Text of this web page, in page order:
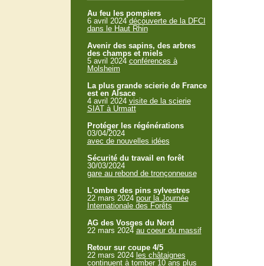
Au feu les pompiers
6 avril 2024 découverte de la DFCI
dans le Haut Rhin
Avenir des sapins, des arbres
des champs et miels
5 avril 2024 conférences à
Molsheim
La plus grande scierie de France
est en Alsace
4 avril 2024 visite de la scierie
SIAT à Urmatt
Protéger les régénérations
03/04/2024
avec de nouvelles idées
Sécurité du travail en forêt
30/03/2024
gare au rebond de tronçonneuse
L'ombre des pins sylvestres
22 mars 2024 pour la Journée
Internationale des Forêts
AG des Vosges du Nord
22 mars 2024 au coeur du massif
Retour sur coupe 4/5
22 mars 2024 les châtaignes
continuent à tomber 10 ans plus